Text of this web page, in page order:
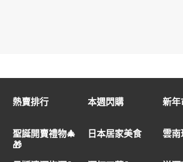
熱賣排行 本週閃購 新年
聖誕開賣禮物🎄
🎁
日本居家美食 雲南